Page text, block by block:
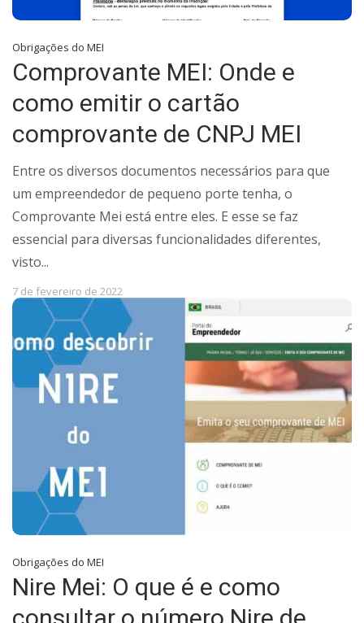
Obrigações do MEI
Comprovante MEI: Onde e
como emitir o cartão
comprovante de CNPJ MEI
Entre os diversos documentos necessários para que
um empreendedor de pequeno porte tenha, o
Comprovante Mei está entre eles. E esse se faz
essencial para diversas funcionalidades diferentes,
visto...
7 de fevereiro de 2022
Obrigações do MEI
Nire Mei: O que é e como